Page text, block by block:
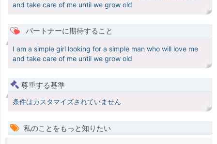
and take care of me until we grow old
パートナーに期待すること
I am a simple girl looking for a simple man who will love me
and take care of me until we grow old
尊重する基準
条件はカスタマイズされていません
私のことをもっと知りたい